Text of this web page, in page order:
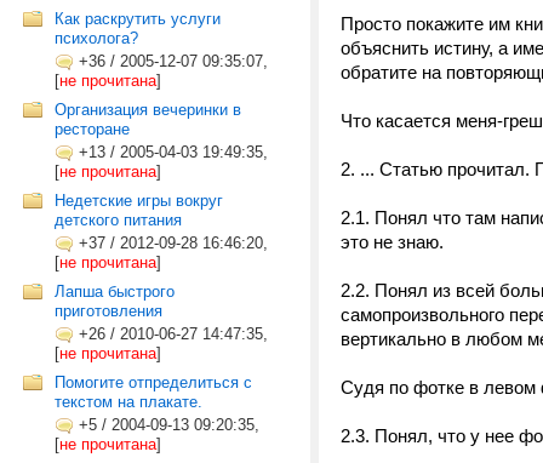
Как раскрутить услуги
психолога?
+36 / 2005-12-07 09:35:07,
[не прочитана]
Организация вечеринки в
ресторане
+13 / 2005-04-03 19:49:35,
[не прочитана]
Недетские игры вокруг
детского питания
+37 / 2012-09-28 16:46:20,
[не прочитана]
Лапша быстрого
приготовления
+26 / 2010-06-27 14:47:35,
[не прочитана]
Помогите отпределиться с
текстом на плакате.
+5 / 2004-09-13 09:20:35,
[не прочитана]
Просто покажите им
объяснить истину, а
обратите на
Что касается меня-
2. ... Статью прочитал.
2.1. Понял что там
это не знаю.
2.2. Понял из всей
самопроизвольного
вертикально в любом
Судя по фотке в
2.3. Понял, что у нее